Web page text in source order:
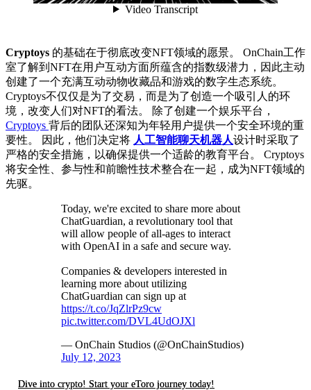
Cryptoys 的基础在于彻底改变NFT领域的愿景。 OnChain工作
室了解到NFT在用户互动方面所蕴含的指数级潜力，因此主动
创建了一个充满互动动物收藏品和游戏的数字生态系统。
Cryptoys不仅仅是为了交易，而是为了创造一个吸引人的环
境，改变人们对NFT的看法。 除了创建一个娱乐平台，
Cryptoys 背后的团队还深知为年轻用户提供一个安全环境的重
要性。 因此，他们决定将 人工智能聊天机器人设计时采取了
严格的安全措施，以确保提供一个适龄的教育平台。 Cryptoys
将安全性、参与性和前瞻性技术整合在一起，成为NFT领域的
先驱。
Today, we're excited to share more about
ChatGuardian, a revolutionary tool that
will allow people of all-ages to interact
with OpenAI in a safe and secure way.
Companies & developers interested in
learning more about utilizing
ChatGuardian can sign up at
https://t.co/JqZlrPz9cw
pic.twitter.com/DVL4UdOJXl
— OnChain Studios (@OnChainStudios)
July 12, 2023
Dive into crypto! Start your eToro journey today!